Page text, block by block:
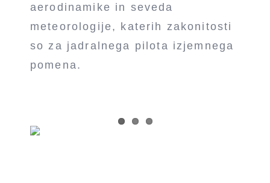
aerodinamike in seveda
meteorologije, katerih zakonitosti
so za jadralnega pilota izjemnega
pomena.